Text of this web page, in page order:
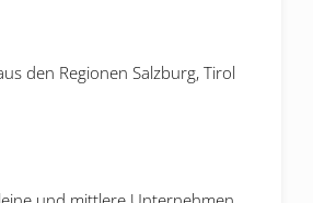
den Regionen Salzburg, Tirol